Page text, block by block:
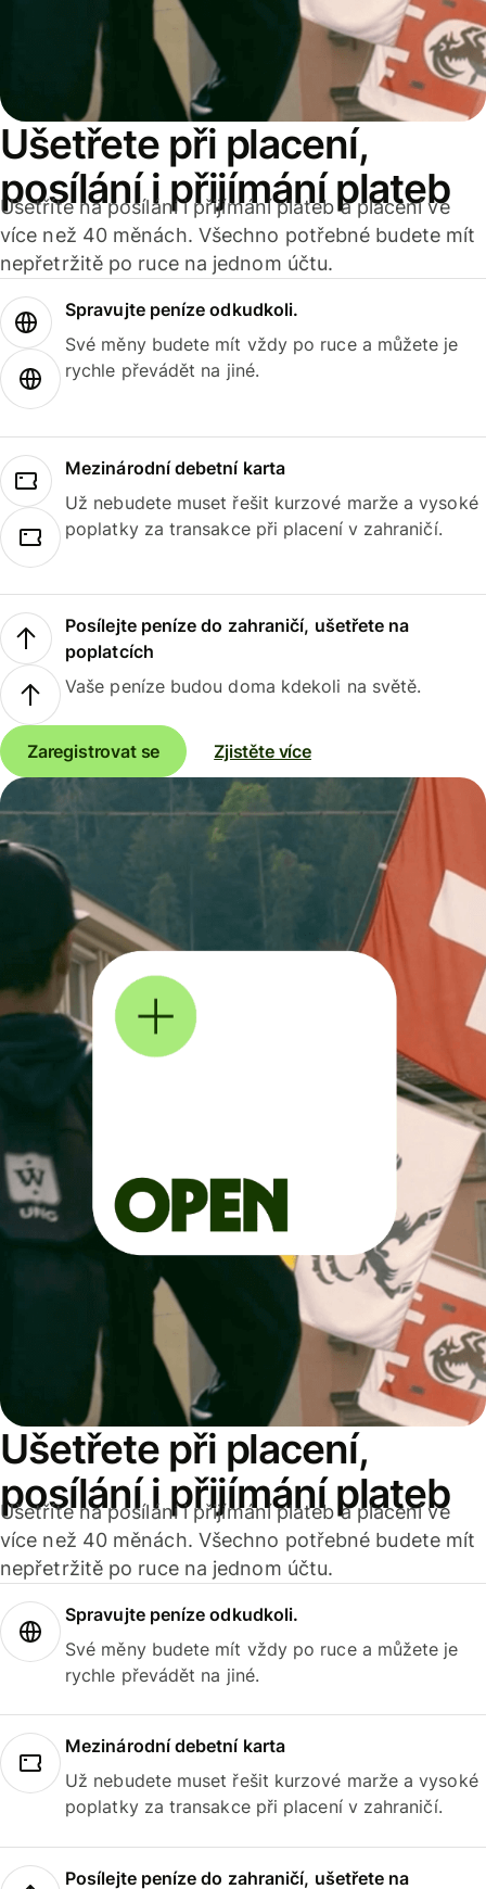
Ušetřete při placení,
posílání i přijímání plateb
Ušetříte na posílání i přijímání plateb a placení ve
více než 40 měnách. Všechno potřebné budete mít
nepřetržitě po ruce na jednom účtu.
Spravujte peníze odkudkoli.
Své měny budete mít vždy po ruce a můžete je
rychle převádět na jiné.
Mezinárodní debetní karta
Už nebudete muset řešit kurzové marže a vysoké
poplatky za transakce při placení v zahraničí.
Posílejte peníze do zahraničí, ušetřete na
poplatcích
Vaše peníze budou doma kdekoli na světě.
Zaregistrovat se Zjistěte více
Ušetřete při placení,
posílání i přijímání plateb
Ušetříte na posílání i přijímání plateb a placení ve
více než 40 měnách. Všechno potřebné budete mít
nepřetržitě po ruce na jednom účtu.
Spravujte peníze odkudkoli.
Své měny budete mít vždy po ruce a můžete je
rychle převádět na jiné.
Mezinárodní debetní karta
Už nebudete muset řešit kurzové marže a vysoké
poplatky za transakce při placení v zahraničí.
Posílejte peníze do zahraničí, ušetřete na